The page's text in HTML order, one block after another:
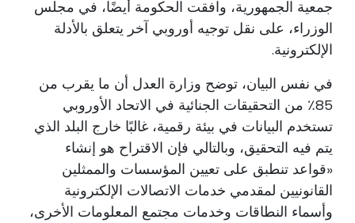
جمعية الجمهورية، وافقت الحكومة أيضًا، في مجلس
الوزراء، على نقل توجيه أوروبي آخر يتعلق بالأدلة
الإلكترونية.
في نفس البيان، توضح وزارة العدل أن ما يقرب من
85٪ من التحقيقات الجنائية في الاتحاد الأوروبي
تستخدم البيانات في بيئة رقمية، غالبًا خارج البلد الذي
يتم فيه التحقيق، وبالتالي فإن الاقتراح هو إنشاء
«قواعد تنطبق على تعيين المؤسسات والممثلين
القانونيين لمقدمي خدمات الاتصالات الإلكترونية
وأسماء النطاقات وخدمات مجتمع المعلومات الأخرى،